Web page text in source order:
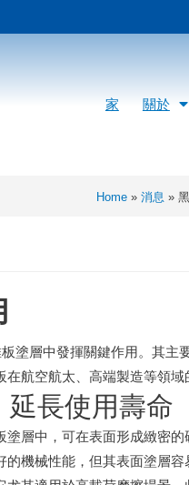
家 關於
Home » 消息 »
塗層中發揮關鍵作用。其主
航空航太、高端製造等領域
延長使用壽命
層中，可在表面形成緻密
機械性能，但其表面塗層